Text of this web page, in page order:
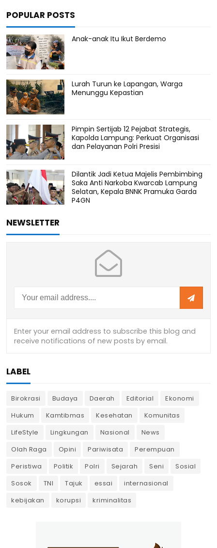
POPULAR POSTS
Anak-anak Itu Ikut Berdemo
Lurah Turun ke Lapangan, Warga
Menunggu Kepastian
Pimpin Sertijab 12 Pejabat Strategis,
Kapolda Lampung: Perkuat Organisasi
dan Pelayanan Polri Presisi
Dilantik Jadi Ketua Majelis Pembimbing
Saka Anti Narkoba Kwarcab Lampung
Selatan, Kepala BNNK Pramuka Garda
P4GN
NEWSLETTER
LABEL
Birokrasi Budaya Daerah Editorial
Ekonomi
Hukum
Kamtibmas Kesehatan
Komunitas
LifeStyle
Lingkungan Nasional
News
Olah Raga
Opini Pariwisata
Perempuan
Peristiwa
Politik Polri Sejarah Seni
Sosial
Sosok
TNI Tajuk essai
internasional
kebijakan
korupsi kriminalitas